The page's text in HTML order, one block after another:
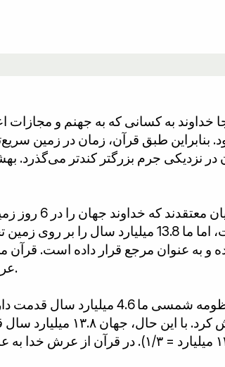
خداوند به کسانی که به جهنم و
بنابراین طبق قرآن، زمان در زمین
در نزدیکی جرم بزرگتر کندتر می‌گذرد.
گذشت، اما ما 13.8 میلیارد سال
و به عنوان مرجع قرار داده است.
عرش خدا بسیار عظیم‌تر از زمین است. زمان باید در آنجا بسیار کندتر از زمین بگذرد.